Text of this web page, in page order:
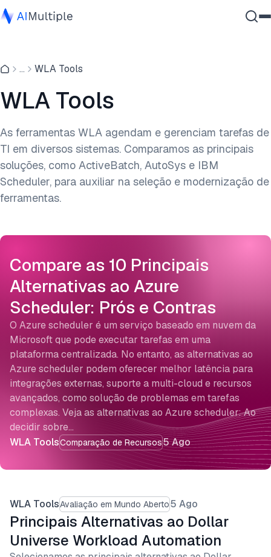
Segurança cibernética
Software Empresarial
Contate-nos
... WLA Tools
WLA Tools
As ferramentas WLA agendam e gerenciam tarefas de
TI em diversos sistemas. Comparamos as principais
soluções, como ActiveBatch, AutoSys e IBM
Scheduler, para auxiliar na seleção e modernização de
ferramentas.
Compare as 10 Principais
Alternativas ao Azure
Scheduler: Prós e Contras
WLA ToolsComparação de Recursos5 Ago
O Azure scheduler é um serviço baseado em nuvem da
Microsoft que pode executar tarefas em uma
plataforma centralizada. No entanto, as alternativas ao
Azure scheduler podem oferecer melhor latência para
integrações externas, suporte a multi-cloud e recursos
avançados, como solução de problemas em tarefas
complexas. Veja as alternativas ao Azure scheduler: Ao
decidir sobre…
WLA ToolsAvaliação em Mundo Aberto5 Ago
Principais Alternativas ao Dollar
Universe Workload Automation